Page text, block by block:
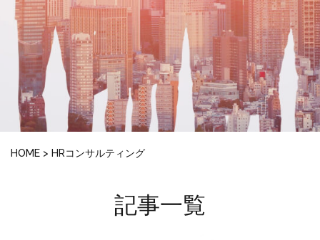
HOME > HRコンサルティング
記事一覧